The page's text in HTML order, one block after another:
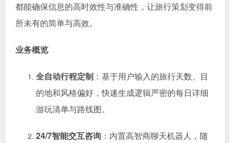
都能确保信息的高时效性与准确性，让旅行策划变得前
所未有的简单与高效。
业务概览
全自动行程定制 ：基于用户输入的旅行天数、目
的地和风格偏好，快速生成逻辑严密的每日详细
游玩清单与路线图。
24/7智能交互咨询 ：内置高智商聊天机器人，随